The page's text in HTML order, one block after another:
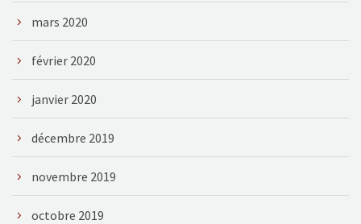
mars 2020
février 2020
janvier 2020
décembre 2019
novembre 2019
octobre 2019